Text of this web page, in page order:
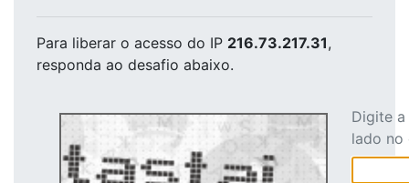
Para liberar o acesso do IP 216.73.217.31,
responda ao desafio abaixo.
Digite
lado no